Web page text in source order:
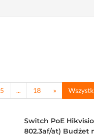
5 ... 18 »
Switch PoE
802.3af/at) Budżet